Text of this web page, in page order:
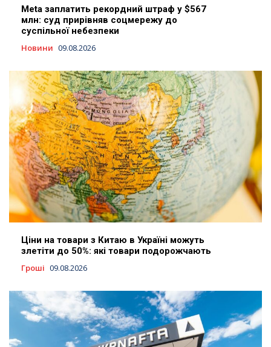
Meta заплатить рекордний штраф у $567
млн: суд прирівняв соцмережу до
суспільної небезпеки
Новини 09.08.2026
Ціни на товари з Китаю в Україні можуть
злетіти до 50%: які товари подорожчають
Гроші 09.08.2026